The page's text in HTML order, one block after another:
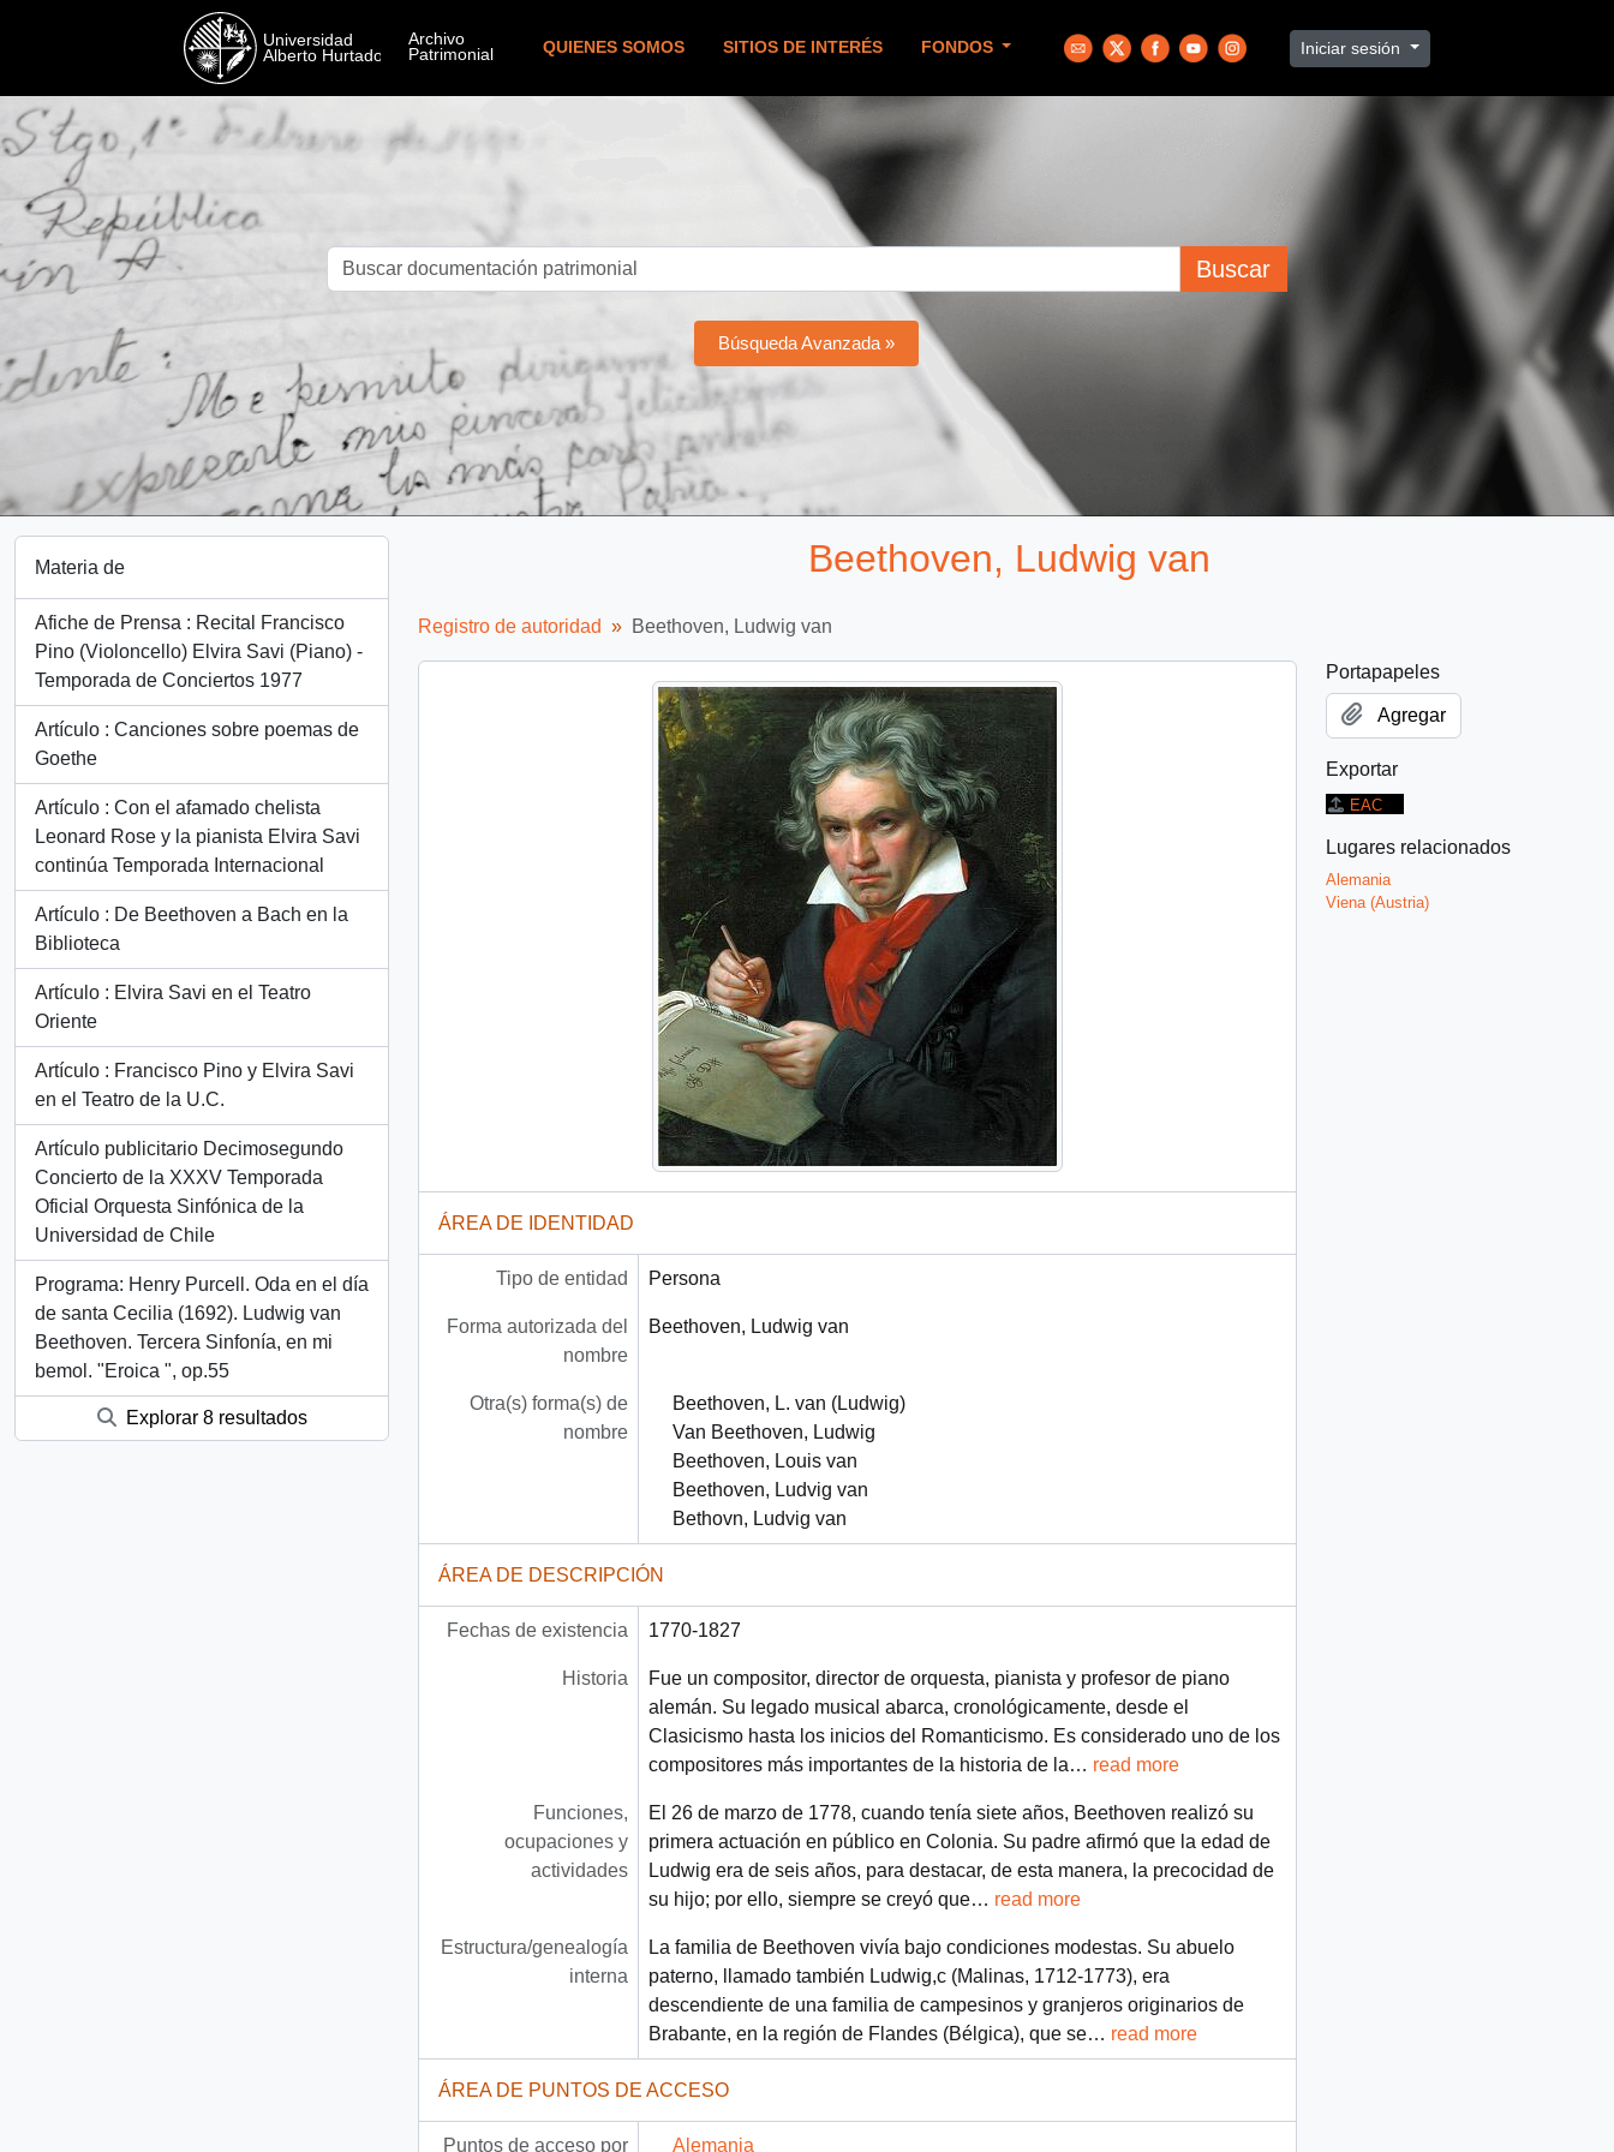
QUIENES SOMOS SITIOS DE INTERÉS FONDOS Iniciar sesión
Buscar
Búsqueda Avanzada »
Materia de
Afiche de Prensa : Recital Francisco
Pino (Violoncello) Elvira Savi (Piano) -
Temporada de Conciertos 1977
Artículo : Canciones sobre poemas de
Goethe
Artículo : Con el afamado chelista
Leonard Rose y la pianista Elvira Savi
continúa Temporada Internacional
Artículo : De Beethoven a Bach en la
Biblioteca
Artículo : Elvira Savi en el Teatro
Oriente
Artículo : Francisco Pino y Elvira Savi
en el Teatro de la U.C.
Artículo publicitario Decimosegundo
Concierto de la XXXV Temporada
Oficial Orquesta Sinfónica de la
Universidad de Chile
Programa: Henry Purcell. Oda en el día
de santa Cecilia (1692). Ludwig van
Beethoven. Tercera Sinfonía, en mi
bemol. "Eroica ", op.55
Explorar 8 resultados
Beethoven, Ludwig van
Registro de autoridad Beethoven, Ludwig van
ÁREA DE IDENTIDAD
Tipo de entidad Persona
Forma autorizada del
nombre
Beethoven, Ludwig van
Otra(s) forma(s) de
nombre
Beethoven, L. van (Ludwig)
Van Beethoven, Ludwig
Beethoven, Louis van
Beethoven, Ludvig van
Bethovn, Ludvig van
ÁREA DE DESCRIPCIÓN
Fechas de existencia 1770-1827
Historia
Fue un compositor, director de orquesta, pianista y profesor de piano
alemán. Su legado musical abarca, cronológicamente, desde el
Clasicismo hasta los inicios del Romanticismo. Es considerado uno de los
compositores más importantes de la historia de la… read more
Funciones,
ocupaciones y
actividades
El 26 de marzo de 1778, cuando tenía siete años, Beethoven realizó su
primera actuación en público en Colonia. Su padre afirmó que la edad de
Ludwig era de seis años, para destacar, de esta manera, la precocidad de
su hijo; por ello, siempre se creyó que… read more
Estructura/genealogía
interna
La familia de Beethoven vivía bajo condiciones modestas. Su abuelo
paterno, llamado también Ludwig,c​ (Malinas, 1712-1773), era
descendiente de una familia de campesinos y granjeros originarios de
Brabante, en la región de Flandes (Bélgica), que se… read more
ÁREA DE PUNTOS DE ACCESO
Puntos de acceso por
Alemania
Portapapeles
Agregar
Exportar
EAC
Lugares relacionados
Alemania
Viena (Austria)